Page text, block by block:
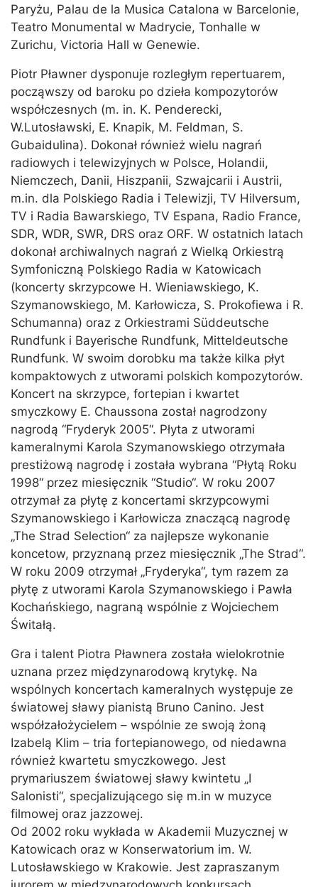
Paryżu, Palau de la Musica Catalona w Barcelonie,
Teatro Monumental w Madrycie, Tonhalle w
Zurichu, Victoria Hall w Genewie.
Piotr Pławner dysponuje rozległym repertuarem,
począwszy od baroku po dzieła kompozytorów
współczesnych (m. in. K. Penderecki,
W.Lutosławski, E. Knapik, M. Feldman, S.
Gubaidulina). Dokonał również wielu nagrań
radiowych i telewizyjnych w Polsce, Holandii,
Niemczech, Danii, Hiszpanii, Szwajcarii i Austrii,
m.in. dla Polskiego Radia i Telewizji, TV Hilversum,
TV i Radia Bawarskiego, TV Espana, Radio France,
SDR, WDR, SWR, DRS oraz ORF. W ostatnich latach
dokonał archiwalnych nagrań z Wielką Orkiestrą
Symfoniczną Polskiego Radia w Katowicach
(koncerty skrzypcowe H. Wieniawskiego, K.
Szymanowskiego, M. Karłowicza, S. Prokofiewa i R.
Schumanna) oraz z Orkiestrami Süddeutsche
Rundfunk i Bayerische Rundfunk, Mitteldeutsche
Rundfunk. W swoim dorobku ma także kilka płyt
kompaktowych z utworami polskich kompozytorów.
Koncert na skrzypce, fortepian i kwartet
smyczkowy E. Chaussona został nagrodzony
nagrodą “Fryderyk 2005“. Płyta z utworami
kameralnymi Karola Szymanowskiego otrzymała
prestiżową nagrodę i została wybrana “Płytą Roku
1998“ przez miesięcznik “Studio“. W roku 2007
otrzymał za płytę z koncertami skrzypcowymi
Szymanowskiego i Karłowicza znaczącą nagrodę
„The Strad Selection“ za najlepsze wykonanie
koncetow, przyznaną przez miesięcznik „The Strad“.
W roku 2009 otrzymał „Fryderyka“, tym razem za
płytę z utworami Karola Szymanowskiego i Pawła
Kochańskiego, nagraną wspólnie z Wojciechem
Świtałą.
Gra i talent Piotra Pławnera została wielokrotnie
uznana przez międzynarodową krytykę. Na
wspólnych koncertach kameralnych występuje ze
światowej sławy pianistą Bruno Canino. Jest
współzałożycielem – wspólnie ze swoją żoną
Izabelą Klim – tria fortepianowego, od niedawna
również kwartetu smyczkowego. Jest
prymariuszem światowej sławy kwintetu „I
Salonisti“, specjalizującego się m.in w muzyce
filmowej oraz jazzowej.
Od 2002 roku wykłada w Akademii Muzycznej w
Katowicach oraz w Konserwatorium im. W.
Lutosławskiego w Krakowie. Jest zapraszanym